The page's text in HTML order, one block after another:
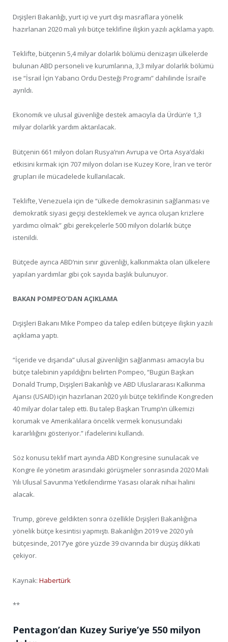
Dışişleri Bakanlığı, yurt içi ve yurt dışı masraflara yönelik
hazırlanan 2020 mali yılı bütçe teklifine ilişkin yazılı açıklama yaptı.
Teklifte, bütçenin 5,4 milyar dolarlık bölümü denizaşırı ülkelerde
bulunan ABD personeli ve kurumlarına, 3,3 milyar dolarlık bölümü
ise “İsrail İçin Yabancı Ordu Desteği Programı” dahilinde İsrail’e
ayrıldı.
Ekonomik ve ulusal güvenliğe destek amacıyla da Ürdün’e 1,3
milyar dolarlık yardım aktarılacak.
Bütçenin 661 milyon doları Rusya’nın Avrupa ve Orta Asya’daki
etkisini kırmak için 707 milyon doları ise Kuzey Kore, İran ve terör
grupları ile mücadelede kullanılacak.
Teklifte, Venezuela için de “ülkede demokrasinin sağlanması ve
demokratik siyasi geçişi desteklemek ve ayrıca oluşan krizlere
yardımcı olmak” gibi gerekçelerle 500 milyon dolarlık bütçe
istenildi.
Bütçede ayrıca ABD’nin sınır güvenliği, kalkınmakta olan ülkelere
yapılan yardımlar gibi çok sayıda başlık bulunuyor.
BAKAN POMPEO’DAN AÇIKLAMA
Dışişleri Bakanı Mike Pompeo da talep edilen bütçeye ilişkin yazılı
açıklama yaptı.
“İçeride ve dışarıda” ulusal güvenliğin sağlanması amacıyla bu
bütçe talebinin yapıldığını belirten Pompeo, “Bugün Başkan
Donald Trump, Dışişleri Bakanlığı ve ABD Uluslararası Kalkınma
Ajansı (USAID) için hazırlanan 2020 yılı bütçe teklifinde Kongreden
40 milyar dolar talep etti. Bu talep Başkan Trump’ın ülkemizi
korumak ve Amerikalılara öncelik vermek konusundaki
kararlılığını gösteriyor.” ifadelerini kullandı.
Söz konusu teklif mart ayında ABD Kongresine sunulacak ve
Kongre ile yönetim arasındaki görüşmeler sonrasında 2020 Mali
Yılı Ulusal Savunma Yetkilendirme Yasası olarak nihai halini
alacak.
Trump, göreve geldikten sonra özellikle Dışişleri Bakanlığına
yönelik bütçe kesintisi yapmıştı. Bakanlığın 2019 ve 2020 yılı
bütçesinde, 2017’ye göre yüzde 39 civarında bir düşüş dikkati
çekiyor.
Kaynak: Habertürk
**
Pentagon’dan Kuzey Suriye’ye 550 milyon